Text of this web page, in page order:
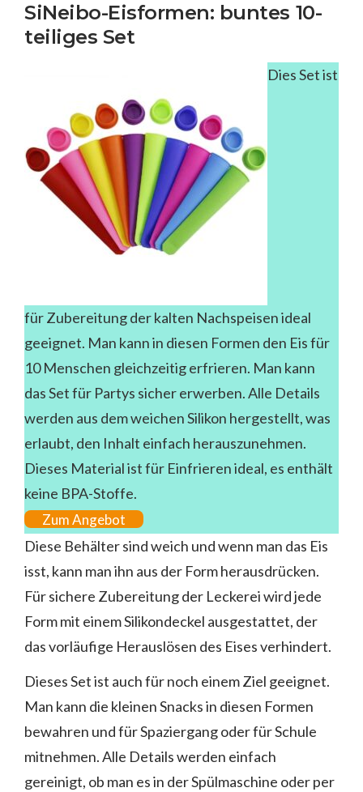
SiNeibo-Eisformen: buntes 10-
teiliges Set
Dies Set ist
für Zubereitung der kalten Nachspeisen ideal
geeignet. Man kann in diesen Formen den Eis für
10 Menschen gleichzeitig erfrieren. Man kann
das Set für Partys sicher erwerben. Alle Details
werden aus dem weichen Silikon hergestellt, was
erlaubt, den Inhalt einfach herauszunehmen.
Dieses Material ist für Einfrieren ideal, es enthält
keine BPA-Stoffe.
Zum Angebot
Diese Behälter sind weich und wenn man das Eis
isst, kann man ihn aus der Form herausdrücken.
Für sichere Zubereitung der Leckerei wird jede
Form mit einem Silikondeckel ausgestattet, der
das vorläufige Herauslösen des Eises verhindert.
Dieses Set ist auch für noch einem Ziel geeignet.
Man kann die kleinen Snacks in diesen Formen
bewahren und für Spaziergang oder für Schule
mitnehmen. Alle Details werden einfach
gereinigt, ob man es in der Spülmaschine oder per